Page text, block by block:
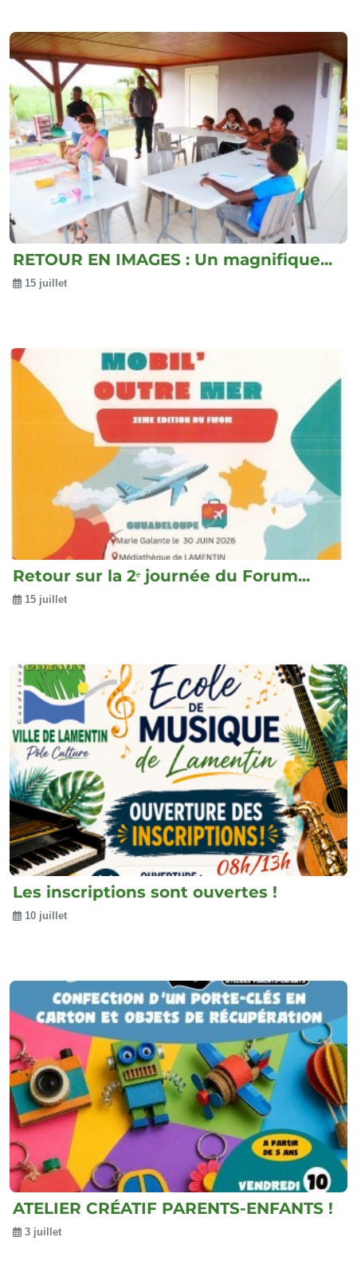
RETOUR EN IMAGES : Un magnifique...
15 juillet
Retour sur la 2ᵉ journée du Forum...
15 juillet
Les inscriptions sont ouvertes !
10 juillet
ATELIER CRÉATIF PARENTS-ENFANTS !
3 juillet